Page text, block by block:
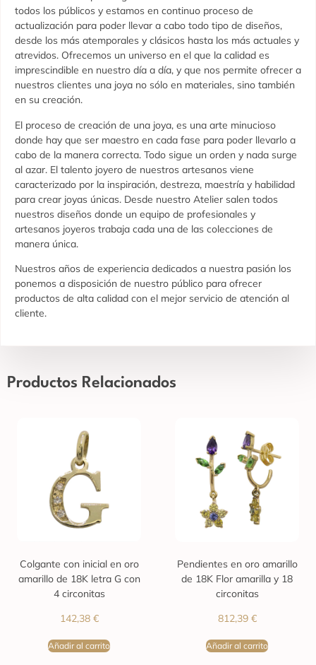
todos los públicos y estamos en continuo proceso de
actualización para poder llevar a cabo todo tipo de diseños,
desde los más atemporales y clásicos hasta los más actuales y
atrevidos. Ofrecemos un universo en el que la calidad es
imprescindible en nuestro día a día, y que nos permite ofrecer a
nuestros clientes una joya no sólo en materiales, sino también
en su creación.
El proceso de creación de una joya, es una arte minucioso
donde hay que ser maestro en cada fase para poder llevarlo a
cabo de la manera correcta. Todo sigue un orden y nada surge
al azar. El talento joyero de nuestros artesanos viene
caracterizado por la inspiración, destreza, maestría y habilidad
para crear joyas únicas. Desde nuestro Atelier salen todos
nuestros diseños donde un equipo de profesionales y
artesanos joyeros trabaja cada una de las colecciones de
manera única.
Nuestros años de experiencia dedicados a nuestra pasión los
ponemos a disposición de nuestro público para ofrecer
productos de alta calidad con el mejor servicio de atención al
cliente.
Productos Relacionados
Colgante con inicial en oro
amarillo de 18K letra G con
4 circonitas
142,38 €
Añadir al carrito
Pendientes en oro amarillo
de 18K Flor amarilla y 18
circonitas
812,39 €
Añadir al carrito